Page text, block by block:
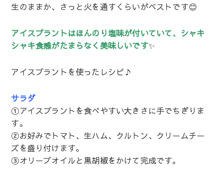
生のままか、さっと火を通すくらいがベストです😊
アイスプラントはほんのり塩味が付いていて、シャキ
シャキ食感がたまらなく美味しいです✨
アイスプラントを使ったレシピ♪
サラダ
①アイスプラントを食べやすい大きさに手でちぎりま
す。
②お好みでトマト、生ハム、クルトン、クリームチー
ズを盛り付けます。
③オリーブオイルと黒胡椒をかけて完成です。